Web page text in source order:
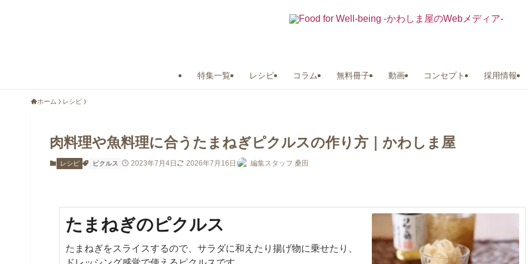
特集一覧 レシピ コラム 無料冊子 動画 コンセプト 採用情報
ホーム レシピ
肉料理や魚料理に合うたまねぎピクルスの作り方｜かわしま屋
レシピ ピクルス 2023年7月4日 2026年7月16日 編集スタッフ 桑田
たまねぎのピクルス
たまねぎをスライスするので、サラダに和えたり揚げ物に乗せたり、